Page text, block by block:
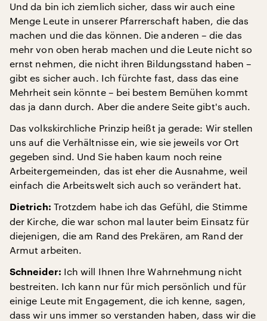
Und da bin ich ziemlich sicher, dass wir auch eine
Menge Leute in unserer Pfarrerschaft haben, die das
machen und die das können. Die anderen – die das
mehr von oben herab machen und die Leute nicht so
ernst nehmen, die nicht ihren Bildungsstand haben –
gibt es sicher auch. Ich fürchte fast, dass das eine
Mehrheit sein könnte – bei bestem Bemühen kommt
das ja dann durch. Aber die andere Seite gibt's auch.
Das volkskirchliche Prinzip heißt ja gerade: Wir stellen
uns auf die Verhältnisse ein, wie sie jeweils vor Ort
gegeben sind. Und Sie haben kaum noch reine
Arbeitergemeinden, das ist eher die Ausnahme, weil
einfach die Arbeitswelt sich auch so verändert hat.
Dietrich: Trotzdem habe ich das Gefühl, die Stimme
der Kirche, die war schon mal lauter beim Einsatz für
diejenigen, die am Rand des Prekären, am Rand der
Armut arbeiten.
Schneider: Ich will Ihnen Ihre Wahrnehmung nicht
bestreiten. Ich kann nur für mich persönlich und für
einige Leute mit Engagement, die ich kenne, sagen,
dass wir uns immer so verstanden haben, dass wir die